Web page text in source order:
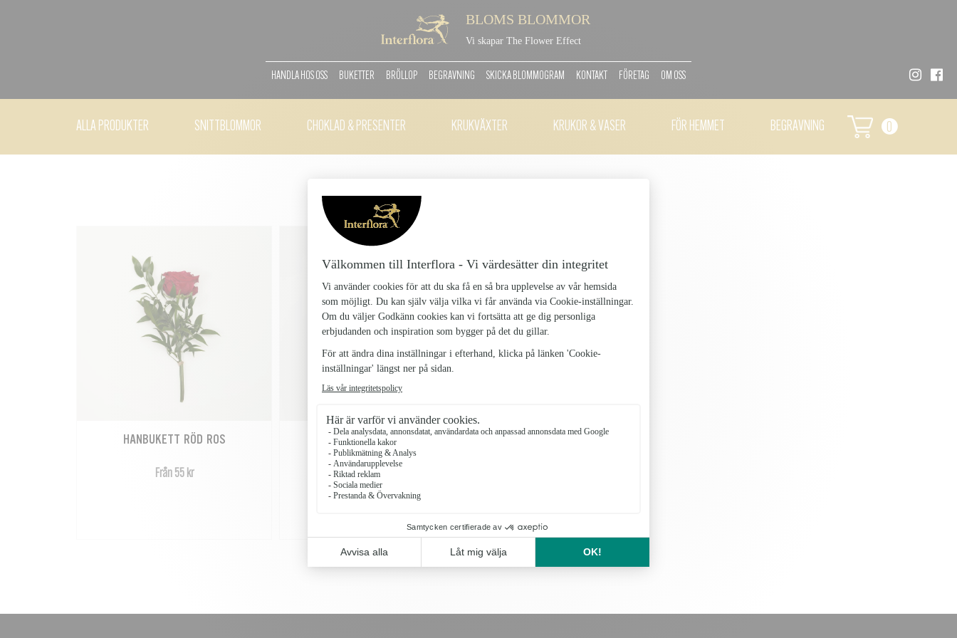
BLOMS BLOMMOR
Vi skapar The Flower Effect
HANDLA HOS OSS BUKETTER BRÖLLOP BEGRAVNING SKICKA BLOMMOGRAM KONTAKT FÖRETAG OM OSS
ALLA PRODUKTER SNITTBLOMMOR CHOKLAD & PRESENTER KRUKVÄXTER KRUKOR & VASER FÖR HEMMET BEGRAVNING 0
HANBUKETT RÖD ROS
Från 55 kr
HANDBUKETT ROSA ROS
70 kr